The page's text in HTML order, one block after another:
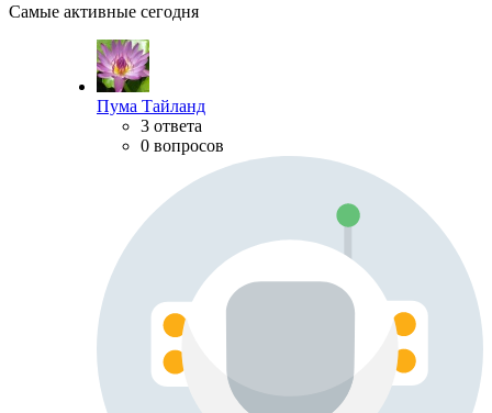
Самые активные сегодня
Пума Тайланд
3 ответа
0 вопросов